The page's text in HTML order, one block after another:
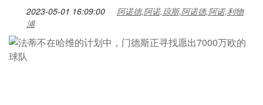
2023-05-01 16:09:00
阿诺德,阿诺,琼斯,阿诺德,阿诺,利物
浦